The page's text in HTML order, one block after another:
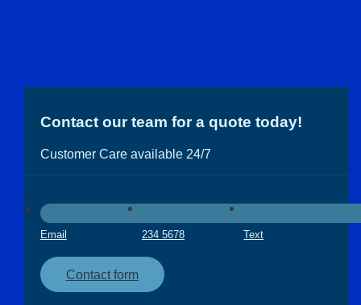
Contact our team for a quote today!
Customer Care available 24/7
Email 234 5678 Text
Contact form